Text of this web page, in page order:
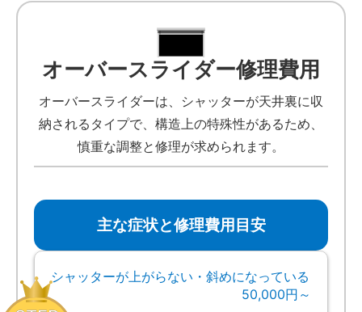
オーバースライダー修理費用
オーバースライダーは、シャッターが天井裏に収
納されるタイプで、構造上の特殊性があるため、
慎重な調整と修理が求められます。
主な症状と修理費用目安
シャッターが上がらない・斜めになっている
50,000円～